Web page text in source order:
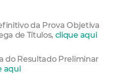
da Prova Objetiva
de Títulos, clique aqui
do Resultado Preliminar
aqui